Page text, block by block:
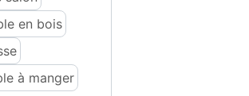
en bois
à manger